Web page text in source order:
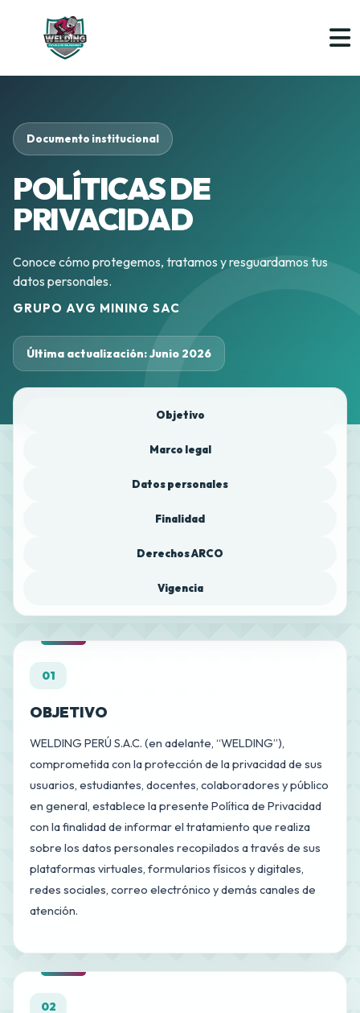
Documento institucional
POLÍTICAS DE
PRIVACIDAD
Conoce cómo protegemos, tratamos y resguardamos tus
datos personales.
GRUPO AVG MINING SAC
Última actualización: Junio 2026
Objetivo
Marco legal
Datos personales
Finalidad
Derechos ARCO
Vigencia
01
OBJETIVO
WELDING PERÚ S.A.C. (en adelante, “WELDING”),
comprometida con la protección de la privacidad de sus
usuarios, estudiantes, docentes, colaboradores y público
en general, establece la presente Política de Privacidad
con la finalidad de informar el tratamiento que realiza
sobre los datos personales recopilados a través de sus
plataformas virtuales, formularios físicos y digitales,
redes sociales, correo electrónico y demás canales de
atención.
02